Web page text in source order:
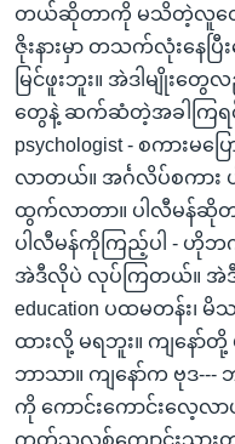
တယ်ဆိုတာကို မသိတဲ့လူတွေ
ဇိုးနားမှာ တသက်လုံးနေပြီ
မြင်ဖူးဘူး။ အဲဒါမျိုးတွ
တွေနဲ့ ဆက်ဆံတဲ့အခါကြရင်
psychologist - စကား
လာတယ်။ အင်္ဂလိပ်စကား
ထွက်လာတာ။ ပါလီမန်ဆိုတ
ပါလီမန်ကိုကြည့်ပါ - ဟိုဘ
အဲဒီလိုပဲ လုပ်ကြတယ်။ အဲဒီတေ
education ပထမတန်း၊
ထားလို့ မရဘူး။ ကျနော်
ဘာသာ။ ကျနော်က ဗုဒ---
ကို ကောင်းကောင်းလေ့လာ
ကတ်သလစ်ကျောင်းသွား